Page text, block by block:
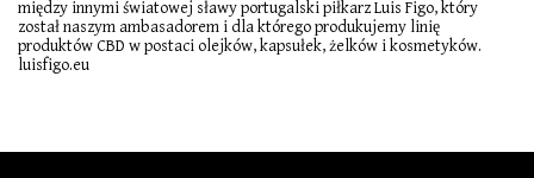
między innymi światowej sławy portugalski piłkarz Luis Figo, który
został naszym ambasadorem i dla którego produkujemy linię
produktów CBD w postaci olejków, kapsułek, żelków i kosmetyków.
luisfigo.eu